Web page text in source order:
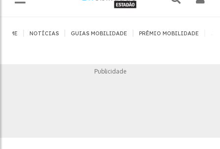
HOME NOTÍCIAS GUIAS MOBILIDADE PRÊMIO MOBILIDADE
Publicidade